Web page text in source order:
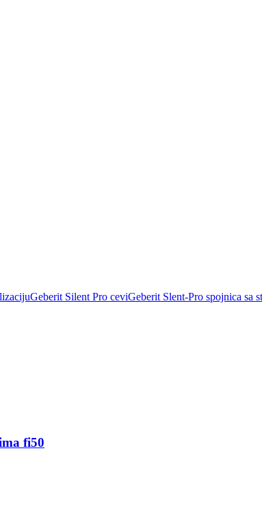
Geberit Silent Pro ceviGeberit Slent-Pro spojnica sa
fi50